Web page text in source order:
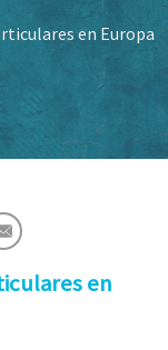
en Europa
en